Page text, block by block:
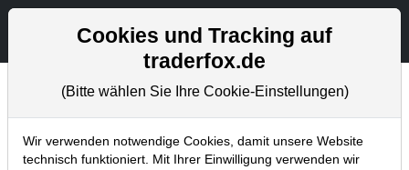
Aktien- und Artikelsuche
Chartanalysen
Home Blog Chartanalysen
Cookies und Tracking auf
traderfox.de
(Bitte wählen Sie Ihre Cookie-Einstellungen)
Wir verwenden notwendige Cookies, damit unsere Website
technisch funktioniert. Mit Ihrer Einwilligung verwenden wir